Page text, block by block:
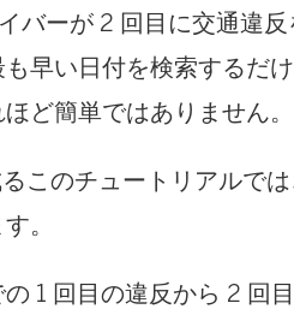
バーが 2 回目に交通違
早い日付を検索するだ
ど簡単ではありません。
このチュートリアルで
。
1 回目の違反から 2 回